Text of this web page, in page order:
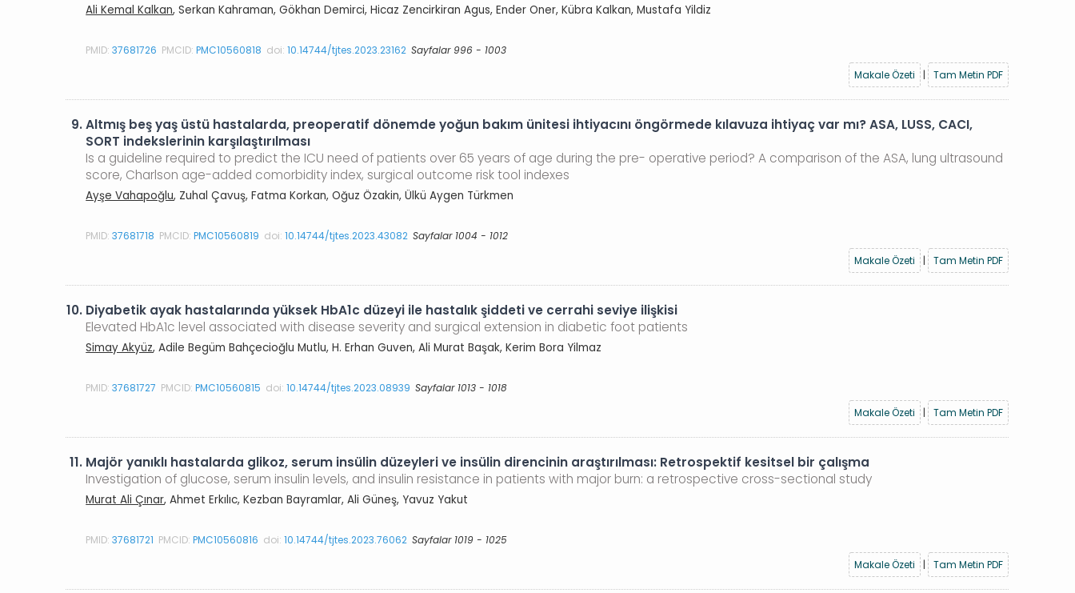
Ali Kemal Kalkan, Serkan Kahraman, Gökhan Demirci, Hicaz Zencirkiran Agus, Ender Oner, Kübra Kalkan, Mustafa Yildiz
PMID:37681726 PMCID:PMC10560818 doi:10.14744/tjtes.2023.23162 Sayfalar 996 - 1003
Makale Özeti
| Tam Metin PDF
9.Altmış beş yaş üstü hastalarda, preoperatif dönemde yoğun bakım ünitesi ihtiyacını öngörmede kılavuza ihtiyaç var mı? ASA, LUSS, CACI,
SORT indekslerinin karşılaştırılması
Is a guideline required to predict the ICU need of patients over 65 years of age during the pre- operative period? A comparison of the ASA, lung ultrasound
score, Charlson age-added comorbidity index, surgical outcome risk tool indexes
Ayşe Vahapoğlu, Zuhal Çavuş, Fatma Korkan, Oğuz Özakin, Ülkü Aygen Türkmen
PMID:37681718 PMCID:PMC10560819 doi:10.14744/tjtes.2023.43082 Sayfalar 1004 - 1012
Makale Özeti
| Tam Metin PDF
10. Diyabetik ayak hastalarında yüksek HbA1c düzeyi ile hastalık şiddeti ve cerrahi seviye ilişkisi
Elevated HbA1c level associated with disease severity and surgical extension in diabetic foot patients
Simay Akyüz, Adile Begüm Bahçecioğlu Mutlu, H. Erhan Guven, Ali Murat Başak, Kerim Bora Yilmaz
PMID:37681727 PMCID:PMC10560815 doi:10.14744/tjtes.2023.08939 Sayfalar 1013 - 1018
Makale Özeti
| Tam Metin PDF
11. Majör yanıklı hastalarda glikoz, serum insülin düzeyleri ve insülin direncinin araştırılması: Retrospektif kesitsel bir çalışma
Investigation of glucose, serum insulin levels, and insulin resistance in patients with major burn: a retrospective cross-sectional study
Murat Ali Çınar, Ahmet Erkılıc, Kezban Bayramlar, Ali Güneş, Yavuz Yakut
PMID:37681721 PMCID:PMC10560816 doi:10.14744/tjtes.2023.76062 Sayfalar 1019 - 1025
Makale Özeti
| Tam Metin PDF